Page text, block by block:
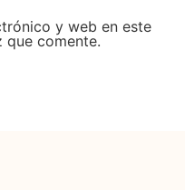
y web en este
que comente.